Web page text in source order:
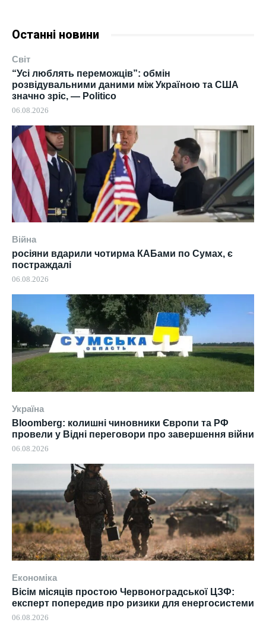
Останні новини
Світ
“Усі люблять переможців”: обмін
розвідувальними даними між Україною та США
значно зріс, — Politico
06.08.2026
Війна
росіяни вдарили чотирма КАБами по Сумах, є
постраждалі
06.08.2026
Україна
Bloomberg: колишні чиновники Європи та РФ
провели у Відні переговори про завершення війни
06.08.2026
Економіка
Вісім місяців простою Червоноградської ЦЗФ:
експерт попередив про ризики для енергосистеми
06.08.2026